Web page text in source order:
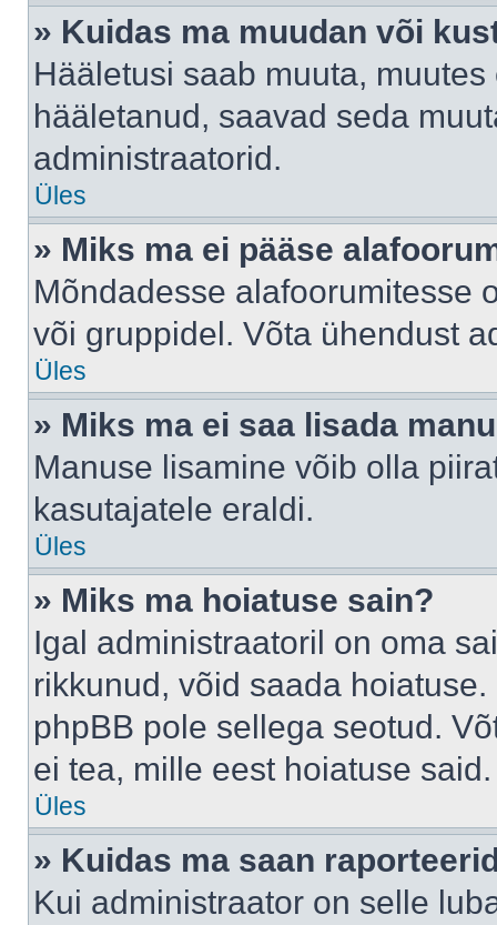
» Kuidas ma muudan või
Hääletusi saab muuta,
hääletanud, saavad seda
administraatorid.
Üles
» Miks ma ei pääse
Mõndadesse alafoorumitesse
või gruppidel. Võta ühendust
Üles
» Miks ma ei saa lisada
Manuse lisamine võib olla
kasutajatele eraldi.
Üles
» Miks ma hoiatuse sain?
Igal administraatoril on oma
rikkunud, võid saada
phpBB pole sellega seotud.
ei tea, mille eest hoiatuse said.
Üles
» Kuidas ma saan
Kui administraator on selle